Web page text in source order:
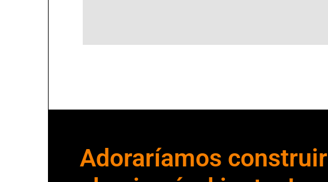
Adoraríamos construir